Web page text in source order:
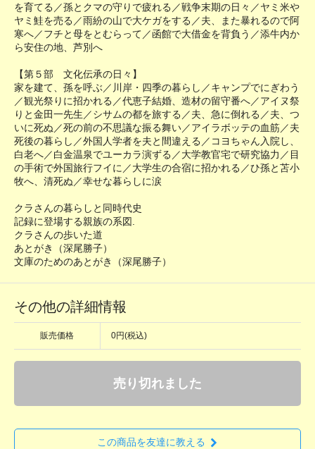
を育てる／孫とクマの守りで疲れる／戦争末期の日々／ヤミ米や
ヤミ鮭を売る／雨紛の山で大ケガをする／夫、また暴れるので阿
寒へ／フチと母をとむらって／函館で大借金を背負う／添牛内か
ら安住の地、芦別へ
【第５部 文化伝承の日々】
家を建て、孫を呼ぶ／川岸・四季の暮らし／キャンプでにぎわう
／観光祭りに招かれる／代恵子結婚、造材の留守番へ／アイヌ祭
りと金田一先生／シサムの都を旅する／夫、急に倒れる／夫、つ
いに死ぬ／死の前の不思議な振る舞い／アイラボッテの血筋／夫
死後の暮らし／外国人学者を夫と間違える／コヨちゃん入院し、
白老へ／白金温泉でユーカラ演ずる／大学教官宅で研究協力／目
の手術で外国旅行フイに／大学生の合宿に招かれる／ひ孫と苫小
牧へ、清死ぬ／幸せな暮らしに涙
クラさんの暮らしと同時代史
記録に登場する親族の系図.
クラさんの歩いた道
あとがき（深尾勝子）
文庫のためのあとがき（深尾勝子）
その他の詳細情報
販売価格 0円(税込)
売り切れました
この商品を友達に教える